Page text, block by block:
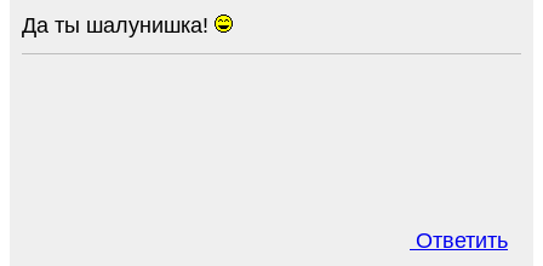
Да ты шалунишка!
Ответить